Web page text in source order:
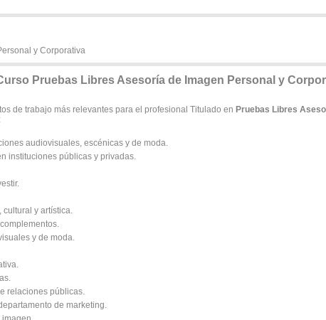
y Corporativa
Pruebas Libres Asesoría de Imagen Personal y
de trabajo más relevantes para el profesional Titulado en Pruebas Libres
audiovisuales, escénicas y de moda.
instituciones públicas y privadas.
cultural y artística.
y de moda.
relaciones públicas.
de marketing.